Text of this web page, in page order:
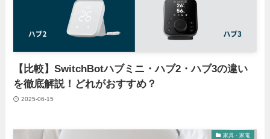
【比較】SwitchBotハブミニ・ハブ2・ハブ3の違い
を徹底解説！どれがおすすめ？
2025-06-15
家具・家電